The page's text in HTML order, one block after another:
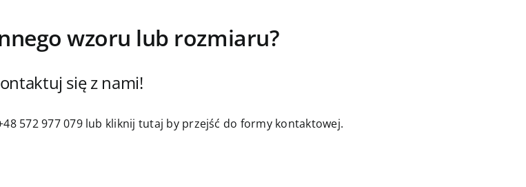
wzoru lub rozmiaru?
się z nami!
572 977 079 lub kliknij tutaj by przejść do formy kontaktowej.